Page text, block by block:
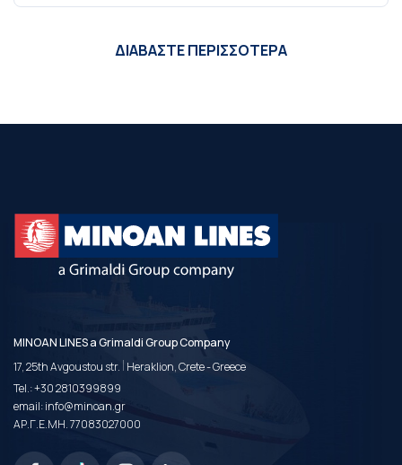
ΔΙΑΒΑΣΤΕ ΠΕΡΙΣΣΟΤΕΡΑ
MINOAN LINES a Grimaldi Group Company
17, 25th Avgoustou str. | Heraklion, Crete - Greece
Tel.:+30 2810399899
email:info@minoan.gr
ΑΡ.Γ.Ε.ΜΗ. 77083027000